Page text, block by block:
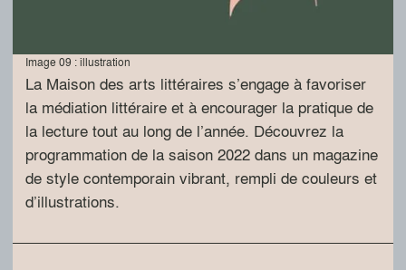
Image 09 : illustration
La Maison des arts littéraires s’engage à favoriser
la médiation littéraire et à encourager la pratique de
la lecture tout au long de l’année. Découvrez la
programmation de la saison 2022 dans un magazine
de style contemporain vibrant, rempli de couleurs et
d’illustrations.